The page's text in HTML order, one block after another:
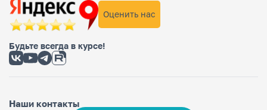
Оценить нас
Будьте всегда в курсе!
Наши контакты